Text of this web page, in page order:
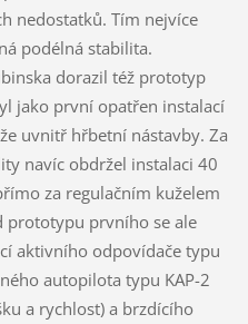
nedostatků. Tím nejvíce
podélná stabilita.
dorazil též prototyp
jako první opatřen instalací
uvnitř hřbetní nástavby. Za
navíc obdržel instalaci 40
za regulačním kuželem
prototypu prvního se ale
aktivního odpovídače typu
autopilota typu KAP-2
a rychlost) a brzdícího